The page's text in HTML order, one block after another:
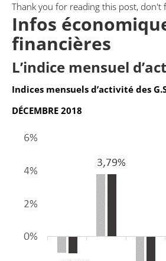
Thank you for reading this post, don't
Infos
financières
L’indice mensuel
Indices mensuels d’activité des
DÉCEMBRE 2018